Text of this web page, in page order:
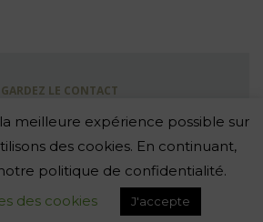
GARDEZ LE CONTACT
Vous À La Newsletter
meilleure expérience possible sur
des cookies. En continuant,
politique de confidentialité.
des cookies
J'accepte